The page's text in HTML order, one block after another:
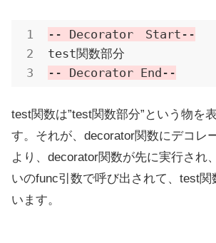
-- Decorator　Start--
-- Decorator End--
test関数は”test関数部分”という物を
す。それが、decorator関数にデコレ
より、decorator関数が先に実行され
いのfunc引数で呼び出されて、test関
います。